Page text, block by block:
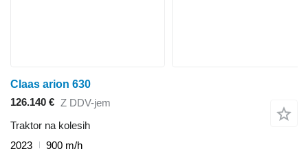
Claas arion 630
126.140 € Z DDV-jem
Traktor na kolesih
2023
900 m/h